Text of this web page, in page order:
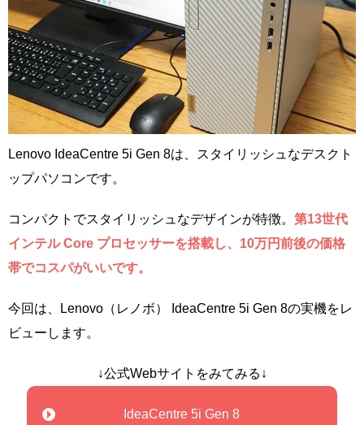
Lenovo IdeaCentre 5i Gen 8は、スタイリッシュなデスクト
ップパソコンです。
コンパクトでスタイリッシュなデザインが特徴。 第13世代
インテル Core プロセッサーを搭載し、10万円前後の価格
帯でコスパがいいです。
今回は、Lenovo（レノボ） IdeaCentre 5i Gen 8の実機をレ
ビューします。
↓公式Webサイトをみてみる↓
IdeaCentre 5i Gen 8